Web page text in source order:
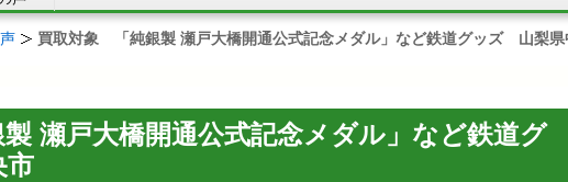
買取対象 「純銀製 瀬戸大橋開通公式記念メダル」など鉄道グッズ 山梨県
瀬戸大橋開通公式記念メダル」など鉄道グ
市